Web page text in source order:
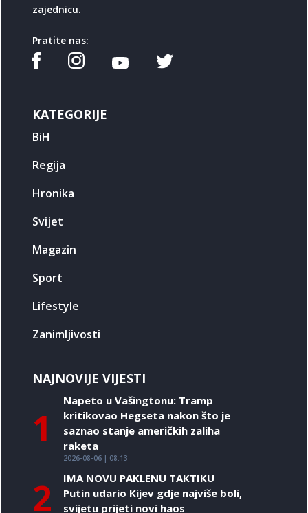
zajednicu.
Pratite nas:
KATEGORIJE
BiH
Regija
Hronika
Svijet
Magazin
Sport
Lifestyle
Zanimljivosti
NAJNOVIJE VIJESTI
1
Napeto u Vašingtonu: Tramp
kritikovao Hegseta nakon što je
saznao stanje američkih zaliha
raketa
2026-08-06 | 08:13
2
IMA NOVU PAKLENU TAKTIKU
Putin udario Kijev gdje najviše boli,
svijetu prijeti novi haos